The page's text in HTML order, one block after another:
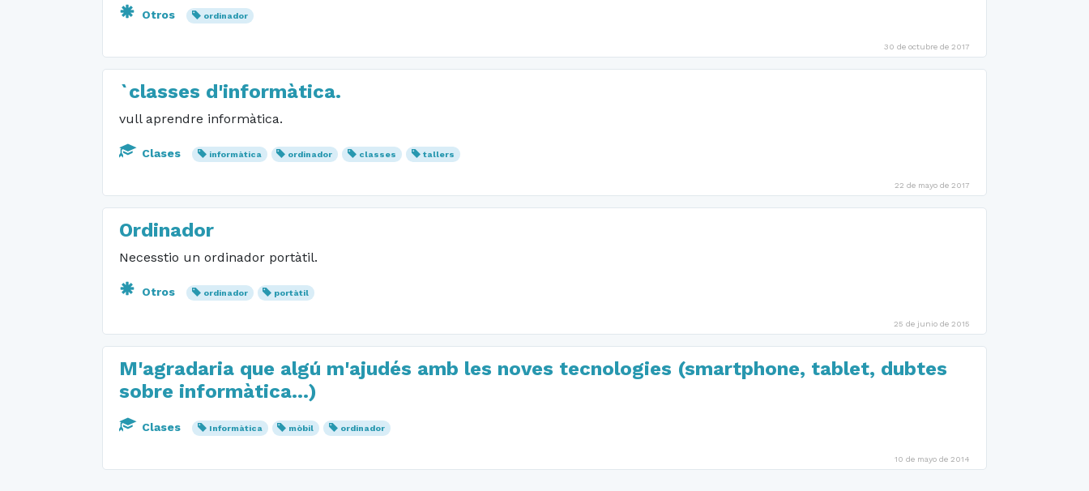
Otros ordinador
30 de octubre de 2017
`classes d'informàtica.
vull aprendre informàtica.
Clases informàtica ordinador classes tallers
22 de mayo de 2017
Ordinador
Necesstio un ordinador portàtil.
Otros ordinador portàtil
25 de junio de 2015
M'agradaria que algú m'ajudés amb les noves tecnologies (smartphone, tablet, dubtes
sobre informàtica...)
Clases Informàtica mòbil ordinador
10 de mayo de 2014